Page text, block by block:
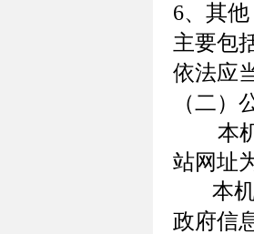
6、其他
主要包
依法应
（二）
本机
站网址
本
政府